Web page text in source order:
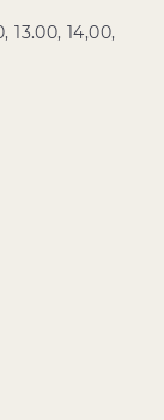
13.00, 14,00,